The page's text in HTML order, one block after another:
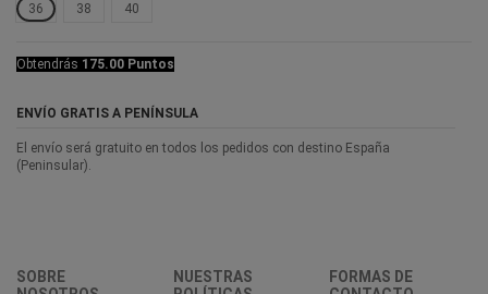
36
38 40
Obtendrás 175.00 Puntos
ENVÍO GRATIS A PENÍNSULA
El envío será gratuito en todos los pedidos con destino España
(Peninsular).
SOBRE
NUESTRAS
FORMAS DE